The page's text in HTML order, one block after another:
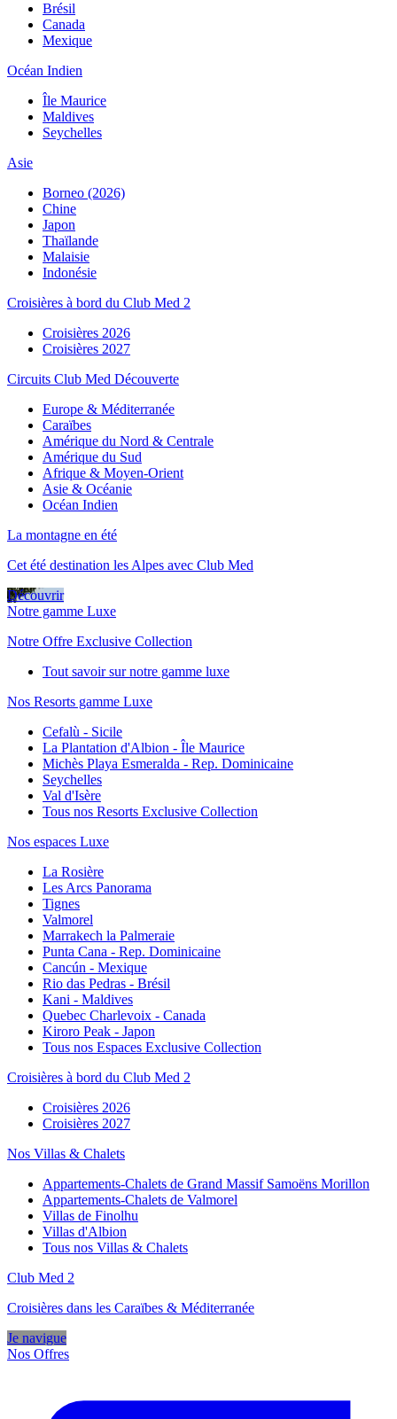
Brésil
Canada
Mexique
Océan Indien
Île Maurice
Maldives
Seychelles
Asie
Borneo (2026)
Chine
Japon
Thaïlande
Malaisie
Indonésie
Croisières à bord du Club Med 2
Croisières 2026
Croisières 2027
Circuits Club Med Découverte
Europe & Méditerranée
Caraïbes
Amérique du Nord & Centrale
Amérique du Sud
Afrique & Moyen-Orient
Asie & Océanie
Océan Indien
La montagne en été
Cet été destination les Alpes avec Club Med
Découvrir
Notre gamme Luxe
Notre Offre Exclusive Collection
Tout savoir sur notre gamme luxe
Nos Resorts gamme Luxe
Cefalù - Sicile
La Plantation d'Albion - Île Maurice
Michès Playa Esmeralda - Rep. Dominicaine
Seychelles
Val d'Isère
Tous nos Resorts Exclusive Collection
Nos espaces Luxe
La Rosière
Les Arcs Panorama
Tignes
Valmorel
Marrakech la Palmeraie
Punta Cana - Rep. Dominicaine
Cancún - Mexique
Rio das Pedras - Brésil
Kani - Maldives
Quebec Charlevoix - Canada
Kiroro Peak - Japon
Tous nos Espaces Exclusive Collection
Croisières à bord du Club Med 2
Croisières 2026
Croisières 2027
Nos Villas & Chalets
Appartements-Chalets de Grand Massif Samoëns Morillon
Appartements-Chalets de Valmorel
Villas de Finolhu
Villas d'Albion
Tous nos Villas & Chalets
Club Med 2
Croisières dans les Caraïbes & Méditerranée
Je navigue
Nos Offres